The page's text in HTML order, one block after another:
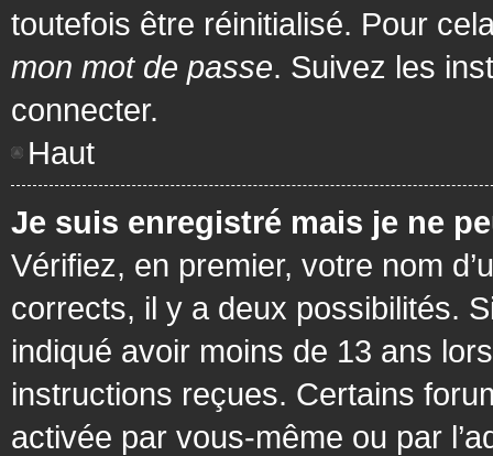
toutefois être réinitialisé. Pour
mon mot de passe. Suivez les
connecter.
Haut
Je suis enregistré mais je ne
Vérifiez, en premier, votre nom
corrects, il y a deux possibilités.
indiqué avoir moins de 13 ans
instructions reçues. Certains
activée par vous-même ou par